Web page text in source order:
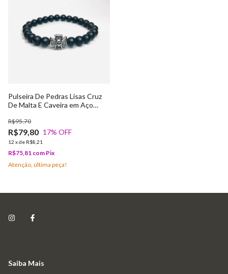
Pulseira De Pedras Lisas Cruz
De Malta E Caveira em Aço
R$79,80
R$95,70
17% OFF
12 xde R$8,21
R$75,81 com Pix
Atenção, última peça!
Saiba Mais